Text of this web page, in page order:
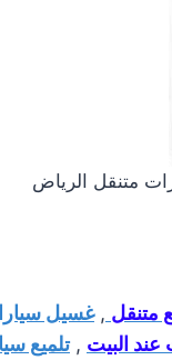
متنقل الرياض
متنقل ,غسيل
البيت ,تلميع